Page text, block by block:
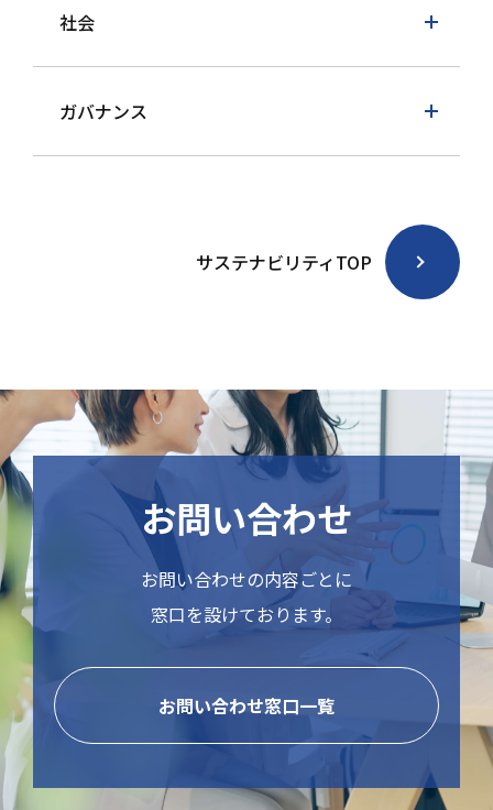
サステナビリティTOP
社会
ガバナンス
お問い合わせ
お問い合わせの内容ごとに
窓口を設けております。
お問い合わせ窓口一覧